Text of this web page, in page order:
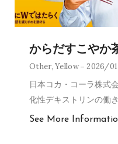
からだすこやか
Other,Yellow 2026/01
日本コカ・コーラ株式
化性デキストリンの働き
See More